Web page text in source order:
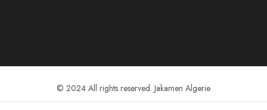
© 2024 All rights reserved. Jakamen Algerie